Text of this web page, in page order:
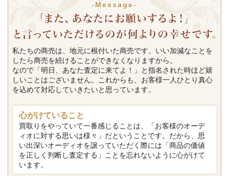
-Message-
私たちの商売は、地元に根付いた商売です。いい加減なことを
したら商売を続けることができなくなりますから。
なので「明日、あなた査定に来てよ！」と指名された時ほど嬉
しいことはございません。これからも、お客様一人ひとり真心
を込めて対応していきたいと思っています。
心がけていること
買取りをやっていて一番感じることは、「お客様のオーデ
ィオに対する思いは様々」だということです。だから、思
い出深いオーディオを譲っていただく際には「商品の価値
を正しく判断し査定する」ことを忘れないように心がけて
います。